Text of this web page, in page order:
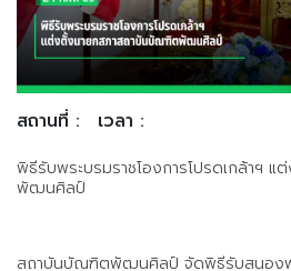
สถานที่ : เวลา :
พิธีรับพระบรมราชโองการโปรดเกล้าฯ
พัฒนศิลป์
สถาบันบัณฑิตพัฒนศิลป์ จัดพิธีรับสนองพ